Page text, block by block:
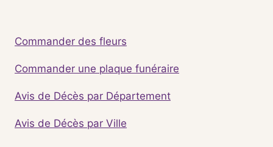
Commander des fleurs
Commander une plaque funéraire
Avis de Décès par Département
Avis de Décès par Ville